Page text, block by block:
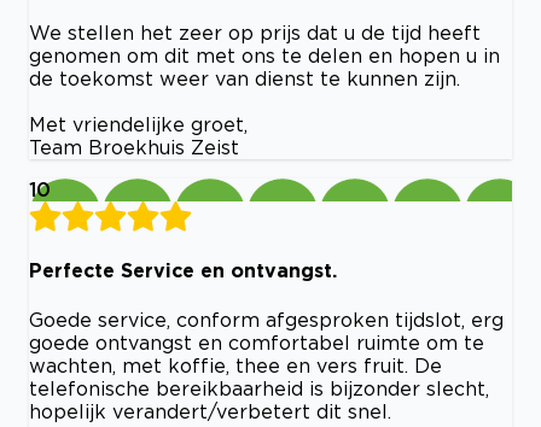
We stellen het zeer op prijs dat u de tijd heeft
genomen om dit met ons te delen en hopen u in
de toekomst weer van dienst te kunnen zijn.
Met vriendelijke groet,
Team Broekhuis Zeist
10
Perfecte Service en ontvangst.
Goede service, conform afgesproken tijdslot, erg
goede ontvangst en comfortabel ruimte om te
wachten, met koffie, thee en vers fruit. De
telefonische bereikbaarheid is bijzonder slecht,
hopelijk verandert/verbetert dit snel.